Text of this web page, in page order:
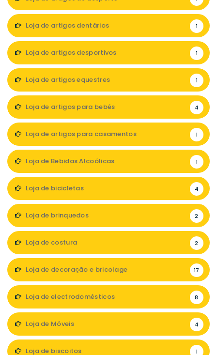
Loja de artigos dentários 1
Loja de artigos desportivos 1
Loja de artigos equestres 1
Loja de artigos para bebés 4
Loja de artigos para casamentos 1
Loja de Bebidas Alcoólicas 1
Loja de bicicletas 4
Loja de brinquedos 2
Loja de costura 2
Loja de decoração e bricolage 17
Loja de electrodomésticos 8
Loja de Móveis 4
Loja de biscoitos 1